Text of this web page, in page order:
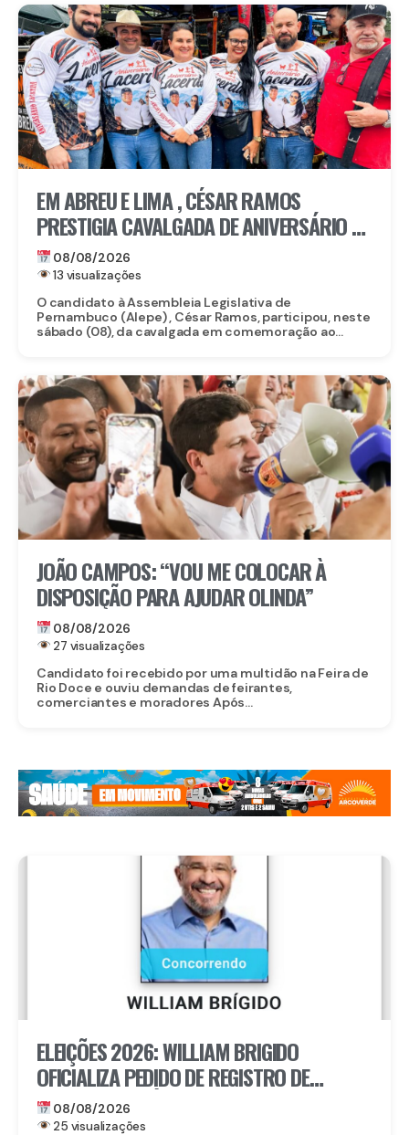
EM ABREU E LIMA , CÉSAR RAMOS
PRESTIGIA CAVALGADA DE ANIVERSÁRIO DE
LACERDA
08/08/2026
13 visualizações
O candidato à Assembleia Legislativa de
Pernambuco (Alepe) , César Ramos, participou, neste
sábado (08), da cavalgada em comemoração ao...
JOÃO CAMPOS: “VOU ME COLOCAR À
DISPOSIÇÃO PARA AJUDAR OLINDA”
08/08/2026
27 visualizações
Candidato foi recebido por uma multidão na Feira de
Rio Doce e ouviu demandas de feirantes,
comerciantes e moradores Após...
ELEIÇÕES 2026: WILLIAM BRIGIDO
OFICIALIZA PEDIDO DE REGISTRO DE
CANDIDATURA À REELEIÇÃO PARA A ALEPE
08/08/2026
25 visualizações